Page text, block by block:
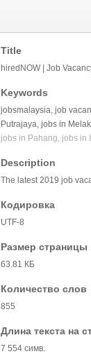
Title
hiredNOW | Job
Keywords
jobsmalaysia, job
Putrajaya, jobs in
jobs in Pahang, jobs in
Description
The latest 2019 job
Кодировка
UTF-8
Размер страницы
63.81 КБ
Количество слов
855
Длина текста на
7 554 симв.